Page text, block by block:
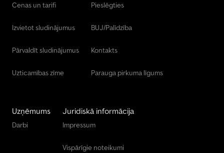
Cenas un tarifi
Izvietot sludinājumus
Pārvaldīt sludinājumus
Uzticamības zīme
Pieslēgties
BUJ/Palīdzība
Kontakts
Parauga pirkuma līgums
Uzņēmums
Darbi
Juridiskā informācija
Impressum
Vispārīgie noteikumi